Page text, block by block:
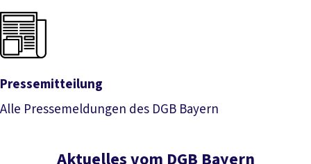
Pressemitteilung
Alle Pressemeldungen des DGB Bayern